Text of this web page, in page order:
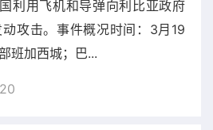
利用飞机和导弹向利比亚政府
攻击。事件概况时间：3月19
班加西城；巴...